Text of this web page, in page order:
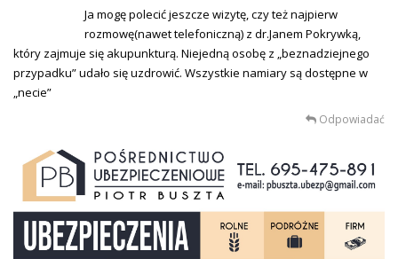
Ja mogę polecić jeszcze wizytę, czy też najpierw
rozmowę(nawet telefoniczną) z dr.Janem Pokrywką,
który zajmuje się akupunkturą. Niejedną osobę z „beznadziejnego
przypadku” udało się uzdrowić. Wszystkie namiary są dostępne w
„necie”
Odpowiadać